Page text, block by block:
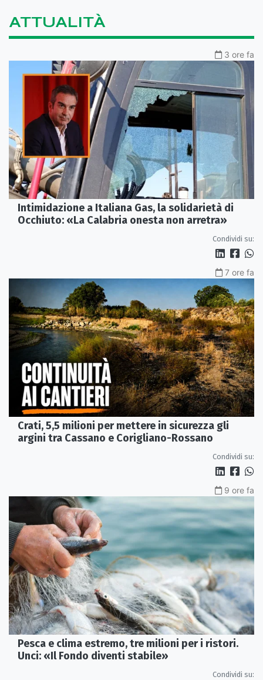
ATTUALITÀ
3 ore fa
Intimidazione a Italiana Gas, la solidarietà di
Occhiuto: «La Calabria onesta non arretra»
Condividi su:
7 ore fa
Crati, 5,5 milioni per mettere in sicurezza gli
argini tra Cassano e Corigliano-Rossano
Condividi su:
9 ore fa
Pesca e clima estremo, tre milioni per i ristori.
Unci: «Il Fondo diventi stabile»
Condividi su: